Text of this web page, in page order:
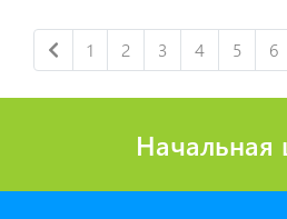
1 2 3 4 5 6
Начальная